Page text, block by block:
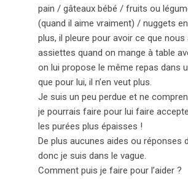
pain / gâteaux bébé / fruits ou
(quand il aime vraiment) / nuggets
plus, il pleure pour avoir ce que
assiettes quand on mange à table
on lui propose le même repas dans
que pour lui, il n’en veut plus.
Je suis un peu perdue et ne
je pourrais faire pour lui faire
les purées plus épaisses !
De plus aucunes aides ou réponses
donc je suis dans le vague.
Comment puis je faire pour l’aider ?